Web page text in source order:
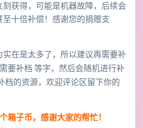
刻获得，可能是机器故障，后续会
十倍补偿！感谢您的捐赠支
在是太多了，所以建议再需要补
要补档 等字，然后会随机进行补
档的资源，欢迎评论区留下你的
箱子币，感谢大家的帮忙！